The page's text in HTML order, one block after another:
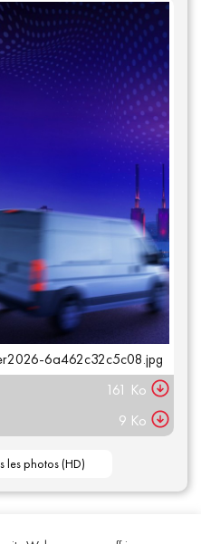
6a462c32c5c08.jpg
161 Ko
9 Ko